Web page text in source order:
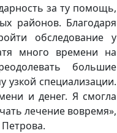
за ту помощь,
районов. Благодаря
обследование у
много времени на
большие
узкой специализации.
и денег. Я смогла
лечение вовремя»,